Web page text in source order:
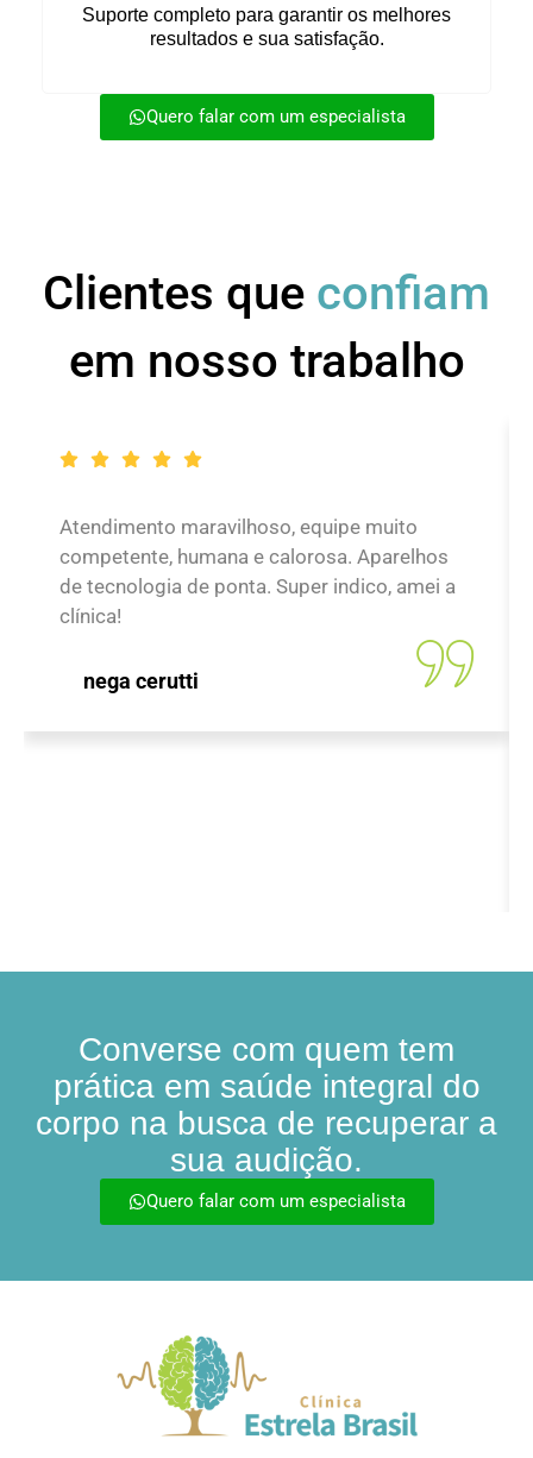
Suporte completo para garantir os melhores
resultados e sua satisfação.
Quero falar com um especialista
Clientes que confiam
em nosso trabalho
Atendimento maravilhoso, equipe muito
competente, humana e calorosa. Aparelhos
de tecnologia de ponta. Super indico, amei a
clínica!
nega cerutti
Converse com quem tem
prática em saúde integral do
corpo na busca de recuperar a
sua audição.
Quero falar com um especialista